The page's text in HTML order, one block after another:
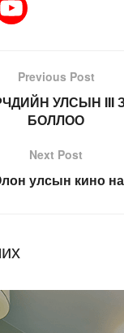
Previous Post
УЛСЫН III
БОЛЛОО
Next Post
улсын кино